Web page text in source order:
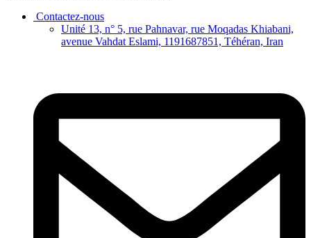
Contactez-nous
Unité 13, n° 5, rue Pahnavar, rue Moqadas Khiabani,
avenue Vahdat Eslami, 1191687851, Téhéran, Iran